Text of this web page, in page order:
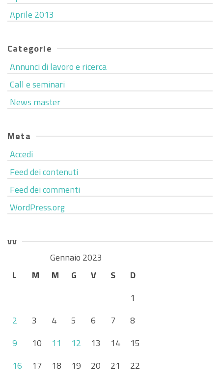
Aprile 2013
Categorie
Annunci di lavoro e ricerca
Call e seminari
News master
Meta
Accedi
Feed dei contenuti
Feed dei commenti
WordPress.org
vv
Gennaio 2023
L
M M G V S
D
1
2
3 4 5 6 7
8
9
10 11 12 13 14
15
16
17 18 19 20 21
22